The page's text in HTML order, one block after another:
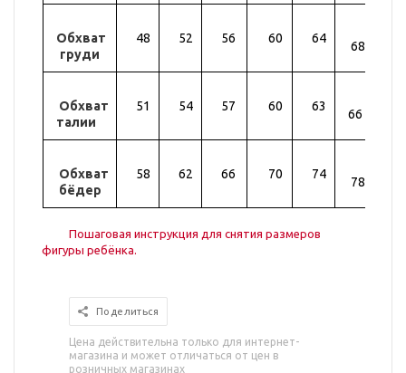
Обхват
груди
48 52 56 60 64
68
Обхват
талии
51 54 57 60 63
66
Обхват
бёдер
58 62 66 70 74
78
Пошаговая инструкция для снятия размеров
фигуры ребёнка.
Поделиться
Цена действительна только для интернет-
магазина и может отличаться от цен в
розничных магазинах